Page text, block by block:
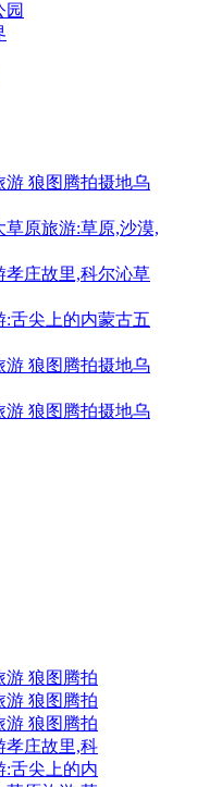
园
游 狼图腾拍摄地乌
原旅游:草原,沙漠,
孝庄故里,科尔沁草
:舌尖上的内蒙古五
游 狼图腾拍摄地乌
游 狼图腾拍摄地乌
游 狼图腾拍
游 狼图腾拍
游 狼图腾拍
孝庄故里,科
:舌尖上的内